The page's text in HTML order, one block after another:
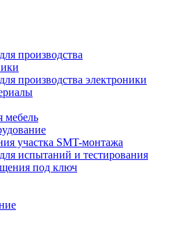
производства
производства электроники
участка SMT-монтажа
испытаний и тестирования
под ключ